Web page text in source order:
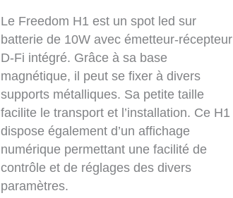
Le Freedom H1 est un spot led sur
batterie de 10W avec émetteur-récepteur
D-Fi intégré. Grâce à sa base
magnétique, il peut se fixer à divers
supports métalliques. Sa petite taille
facilite le transport et l’installation. Ce H1
dispose également d’un affichage
numérique permettant une facilité de
contrôle et de réglages des divers
paramètres.